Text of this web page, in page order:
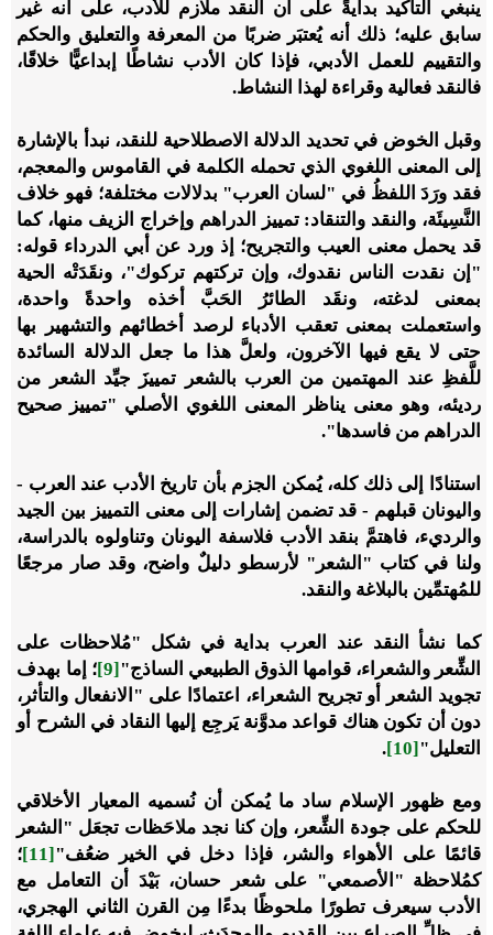
ينبغي التأكيد بدايةً على أن النقد ملازم للأدب، على أنه غير
سابق عليه؛ ذلك أنه يُعتبَر ضربًا من المعرفة والتعليق والحكم
والتقييم للعمل الأدبي، فإذا كان الأدب نشاطًا إبداعيًّا خلاقًا،
فالنقد فعالية وقراءة لهذا النشاط.
وقبل الخوض في تحديد الدلالة الاصطلاحية للنقد، نبدأ بالإشارة
إلى المعنى اللغوي الذي تحمله الكلمة في القاموس والمعجم،
فقد ورَدَ اللفظُ في "لسان العرب" بدلالات مختلفة؛ فهو خلاف
النَّسِيئَة، والنقد والتنقاد: تمييز الدراهم وإخراج الزيف منها، كما
قد يحمل معنى العيب والتجريح؛ إذ ورد عن أبي الدرداء قوله:
"إن نقدت الناس نقدوك، وإن تركتهم تركوك"، ونقَدَتْه الحية
بمعنى لدغته، ونقَد الطائرُ الحَبَّ أخذه واحدةً واحدة،
واستعملت بمعنى تعقب الأدباء لرصد أخطائهم والتشهير بها
حتى لا يقع فيها الآخرون، ولعلَّ هذا ما جعل الدلالة السائدة
للَّفظِ عند المهتمين من العرب بالشعر تمييزَ جيِّد الشعر من
رديئه، وهو معنى يناظر المعنى اللغوي الأصلي "تمييز صحيح
الدراهم من فاسدها".
استنادًا إلى ذلك كله، يُمكن الجزم بأن تاريخ الأدب عند العرب -
واليونان قبلهم - قد تضمن إشارات إلى معنى التمييز بين الجيد
والرديء، فاهتمَّ بنقد الأدب فلاسفة اليونان وتناولوه بالدراسة،
ولنا في كتاب "الشعر" لأرسطو دليلٌ واضح، وقد صار مرجعًا
للمُهتمِّين بالبلاغة والنقد.
كما نشأ النقد عند العرب بداية في شكل "مُلاحظات على
الشِّعر والشعراء، قوامها الذوق الطبيعي الساذج"[9]
؛ إما بهدف
تجويد الشعر أو تجريح الشعراء، اعتمادًا على "الانفعال والتأثر،
دون أن تكون هناك قواعد مدوَّنة يَرجِع إليها النقاد في الشرح أو
التعليل"[10]
.
ومع ظهور الإسلام ساد ما يُمكن أن نُسميه المعيار الأخلاقي
للحكم على جودة الشِّعر، وإن كنا نجد ملاحَظات تجعَل "الشعر
قائمًا على الأهواء والشر، فإذا دخل في الخير ضعُف"[11]
؛
كمُلاحظة "الأصمعي" على شعر حسان، بَيْدَ أن التعامل مع
الأدب سيعرف تطورًا ملحوظًا بدءًا مِن القرن الثاني الهجري،